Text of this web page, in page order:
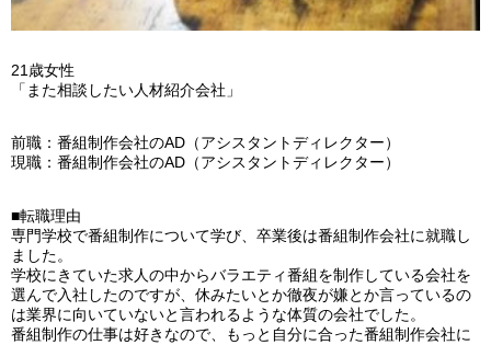
21歳女性
「また相談したい人材紹介会社」
前職：番組制作会社のAD（アシスタントディレクター）
現職：番組制作会社のAD（アシスタントディレクター）
■転職理由
専門学校で番組制作について学び、卒業後は番組制作会社に就職し
ました。
学校にきていた求人の中からバラエティ番組を制作している会社を
選んで入社したのですが、休みたいとか徹夜が嫌とか言っているの
は業界に向いていないと言われるような体質の会社でした。
番組制作の仕事は好きなので、もっと自分に合った番組制作会社に